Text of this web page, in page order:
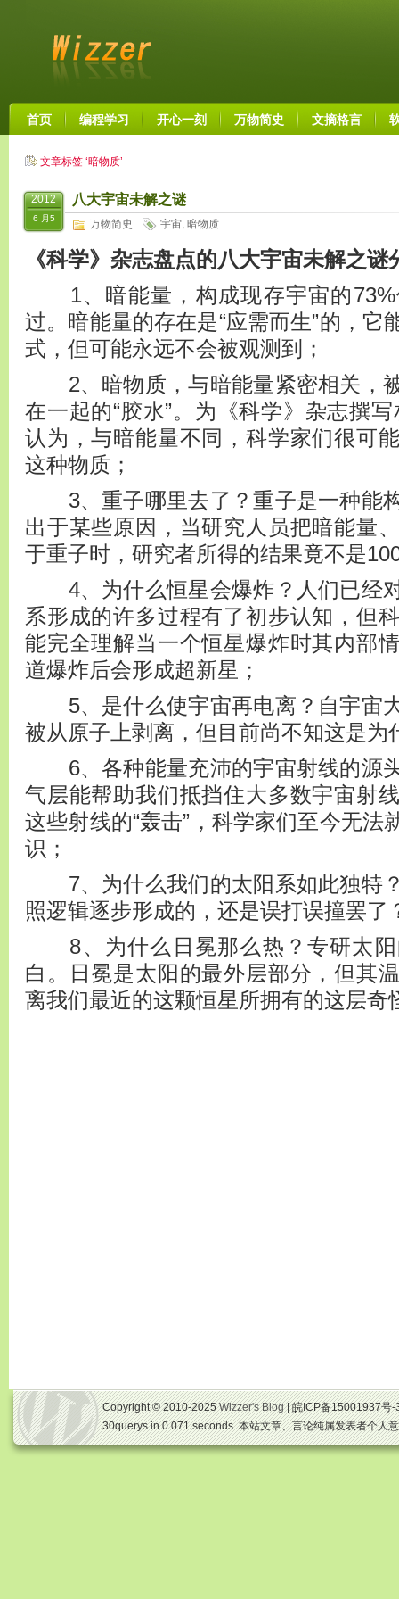
首页 编程学习 开心一刻 万物简史 文摘格言
文章标签 ‘暗物质’
2012
6 月5
八大宇宙未解之谜
万物简史 宇宙, 暗物质
《科学》杂志盘点的八大宇宙未解之谜
1、暗能量，构成现存宇宙的73%
过。暗能量的存在是“应需而生”的，它
式，但可能永远不会被观测到；
2、暗物质，与暗能量紧密相关，
在一起的“胶水”。为《科学》杂志撰
认为，与暗能量不同，科学家们很可
这种物质；
3、重子哪里去了？重子是一种能
出于某些原因，当研究人员把暗能量
于重子时，研究者所得的结果竟不是
4、为什么恒星会爆炸？人们已经
系形成的许多过程有了初步认知，但
能完全理解当一个恒星爆炸时其内部
道爆炸后会形成超新星；
5、是什么使宇宙再电离？自宇宙
被从原子上剥离，但目前尚不知这是为
6、各种能量充沛的宇宙射线的源
气层能帮助我们抵挡住大多数宇宙射
这些射线的“轰击”，科学家们至今无法
识；
7、为什么我们的太阳系如此独特
照逻辑逐步形成的，还是误打误撞罢了
8、为什么日冕那么热？专研太阳
白。日冕是太阳的最外层部分，但其
离我们最近的这颗恒星所拥有的这层奇
Copyright © 2010-2025Wizzer's Blog| 皖ICP备15001937号
30querys in 0.071 seconds. 本站文章、言论纯属发表者个人